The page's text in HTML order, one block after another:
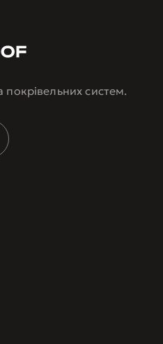
систем.